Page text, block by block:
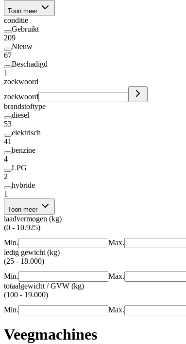
Toon meer
conditie
Gebruikt
209
Nieuw
67
Beschadigd
1
zoekwoord
zoekwoord
brandstoftype
diesel
53
elektrisch
41
benzine
4
LPG
2
hybride
1
Toon meer
laadvermogen (kg)
(0 - 10.925)
Min.
Max.
ledig gewicht (kg)
(25 - 18.000)
Min.
Max.
totaalgewicht / GVW (kg)
(100 - 19.000)
Min.
Max.
Veegmachines